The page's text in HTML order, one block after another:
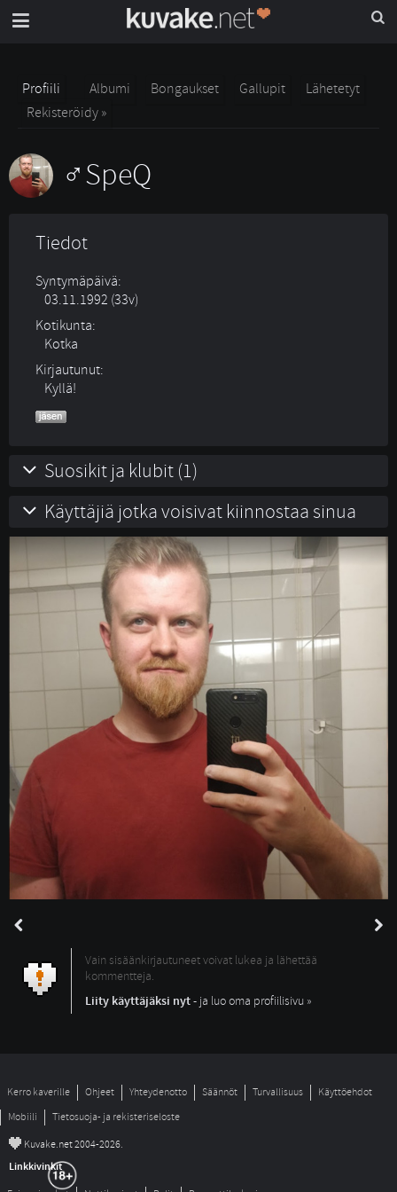
Profiili Albumi Bongaukset Gallupit
Lähetetyt
Rekisteröidy »
SpeQ
Tiedot
Syntymäpäivä:
03.11.1992 (33v)
Kotikunta:
Kotka
Kirjautunut:
Kyllä!
Suosikit ja klubit (1)
Käyttäjiä jotka voisivat kiinnostaa sinua
Vain sisäänkirjautuneet voivat lukea ja lähettää
kommentteja.
Liity käyttäjäksi nyt- ja luo oma profiilisivu »
Kerro kaverille Ohjeet Yhteydenotto Säännöt Turvallisuus
Käyttöehdot
Mobiili
Tietosuoja- ja rekisteriseloste
© Kuvake.net 2004-2026.
Linkkivinkit